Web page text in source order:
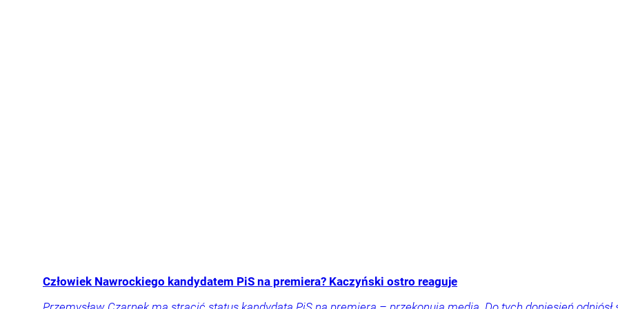
Człowiek Nawrockiego kandydatem PiS na premiera? Kaczyński ostro reaguje